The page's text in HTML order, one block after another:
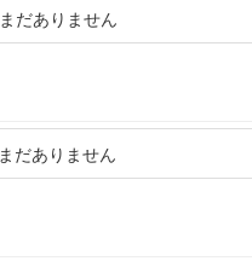
だありません
だありません